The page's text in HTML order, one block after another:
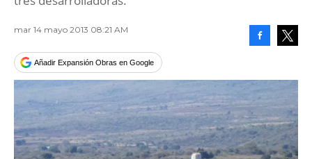
mar 14 mayo 2013 08:21 AM
Añadir Expansión Obras en Google